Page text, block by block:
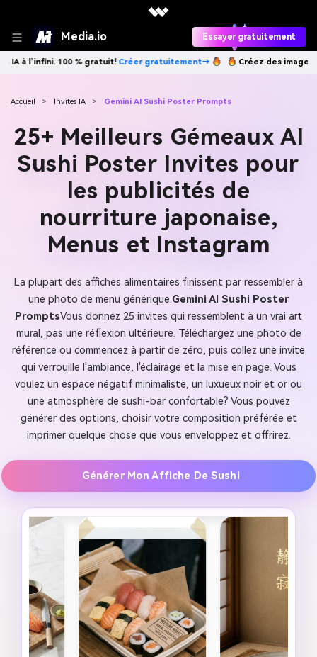
Media.io Essayer gratuitement
Créer gratuitement→ Créez des images IA à l’infini. 100 % gratuit!
Accueil > Invites IA > Gemini AI Sushi Poster Prompts
25+ Meilleurs Gémeaux AI
Sushi Poster Invites pour
les publicités de
nourriture japonaise,
Menus et Instagram
La plupart des affiches alimentaires finissent par ressembler à
une photo de menu générique.Gemini AI Sushi Poster
PromptsVous donnez 25 invites qui ressemblent à un vrai art
mural, pas une réflexion ultérieure. Téléchargez une photo de
référence ou commencez à partir de zéro, puis collez une invite
qui verrouille l'ambiance, l'éclairage et la mise en page. Vous
voulez un espace négatif minimaliste, un luxueux noir et or ou
une atmosphère de sushi-bar confortable? Vous pouvez
générer des options, choisir votre composition préférée et
imprimer quelque chose que vous enveloppez et offrirez.
Générer Mon Affiche De Sushi